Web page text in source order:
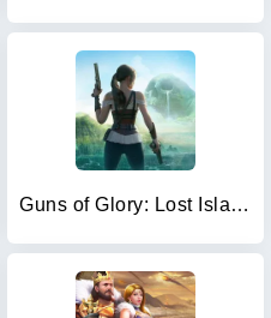
Guns of Glory: Lost Island